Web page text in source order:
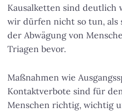
Kausalketten sind deutlich
wir dürfen nicht so tun, als
der Abwägung von
Triagen bevor.
Maßnahmen wie
Kontaktverbote sind für
Menschen richtig, wichtig